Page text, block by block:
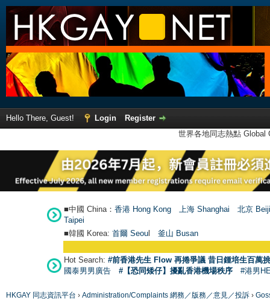
Hello There, Guest! Login
Register
世界各地同志熱點
■中國 China： 香港 Hong Kong 上海 Shanghai
北京
Taipei
■韓國 Korea: 首爾 Seoul 釜山 Busan
Hot Search: #前香港先生 Flow 再捲爭議 昔日鍾培生百萬
國泰男男廣告
#【恐同矮仔】擾亂香港機場秩序 #港男
HKGAY 同志資訊平台 › Administration/Complaints 網務／版務／意見／投訴 ›